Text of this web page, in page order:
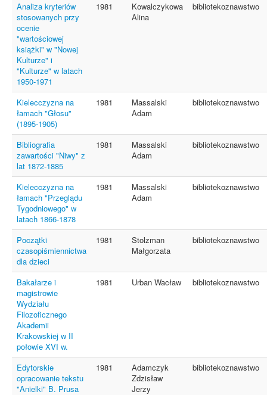
Analiza kryteriów
stosowanych przy
ocenie
"wartościowej
książki" w "Nowej
Kulturze" i
"Kulturze" w latach
1950-1971
1981
Kowalczykowa
Alina
bibliotekoznawstwo
Kielecczyzna na
łamach "Głosu"
(1895-1905)
1981
Massalski
Adam
bibliotekoznawstwo
Bibliografia
zawartości "Niwy" z
lat 1872-1885
1981
Massalski
Adam
bibliotekoznawstwo
Kielecczyzna na
łamach "Przeglądu
Tygodniowego" w
latach 1866-1878
1981
Massalski
Adam
bibliotekoznawstwo
Początki
czasopiśmiennictwa
dla dzieci
1981
Stolzman
Małgorzata
bibliotekoznawstwo
Bakałarze i
magistrowie
Wydziału
Filozoficznego
Akademii
Krakowskiej w II
połowie XVI w.
1981 Urban Wacław bibliotekoznawstwo
Edytorskie
opracowanie tekstu
"Anielki" B. Prusa
1981
Adamczyk
Zdzisław
Jerzy
bibliotekoznawstwo